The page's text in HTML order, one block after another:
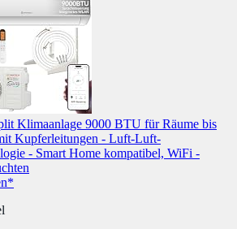
Klimaanlage 9000 BTU für Räume bis
Kupferleitungen - Luft-Luft-
- Smart Home kompatibel, WiFi -